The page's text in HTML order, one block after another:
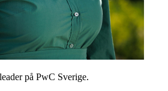
på PwC Sverige.